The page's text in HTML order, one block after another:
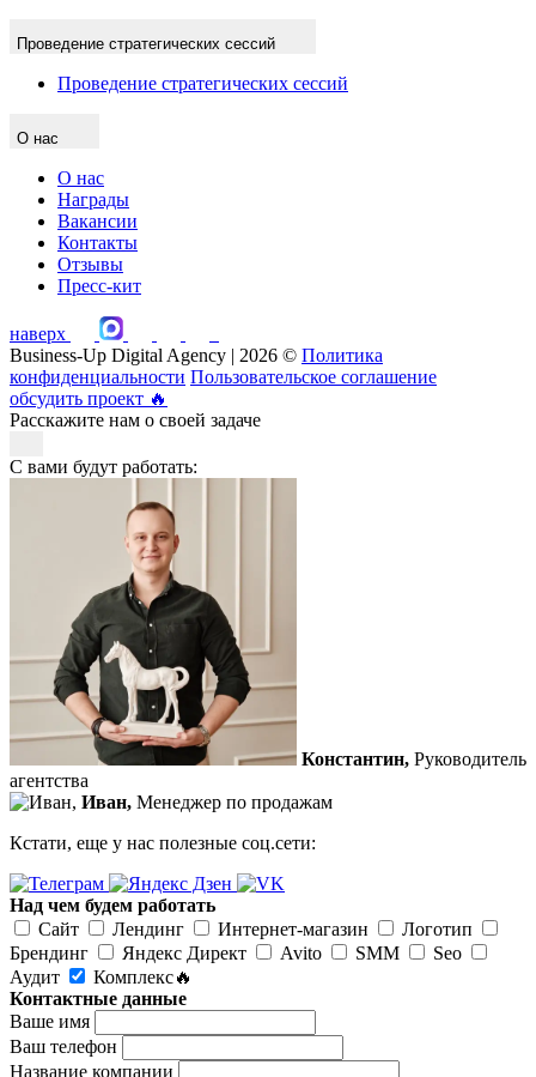
Проведение стратегических сессий
Проведение стратегических сессий
О нас
О нас
Награды
Вакансии
Контакты
Отзывы
Пресс-кит
наверх
Business-Up Digital Agency | 2026 © Политика
конфиденциальности Пользовательское соглашение
обсудить проект 🔥
Расскажите нам о своей задаче
С вами будут работать:
Константин, Руководитель
агентства
Иван, Менеджер по продажам
Кстати, еще у нас полезные соц.сети:
Над чем будем работать
Сайт
Лендинг Интернет-магазин
Логотип
Брендинг
Яндекс Директ Avito SMM
Seo
Аудит
Комплекс🔥
Контактные данные
Ваше имя
Ваш телефон
Название компании